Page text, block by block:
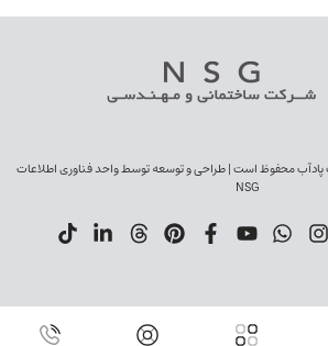
پادآب محفوظ است | طراحی و توسعه توسط واحد فناوری اطلاعات
NSG